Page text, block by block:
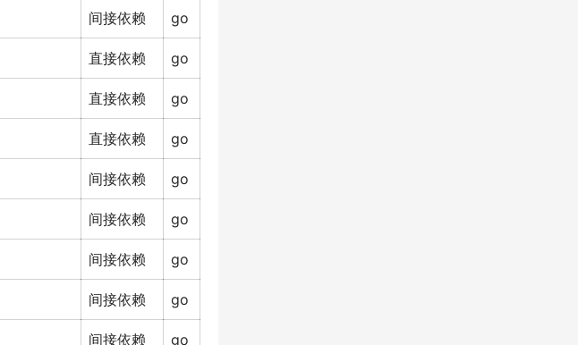
间接依赖 go
直接依赖 go
直接依赖 go
直接依赖 go
间接依赖 go
间接依赖 go
间接依赖 go
间接依赖 go
间接依赖 go